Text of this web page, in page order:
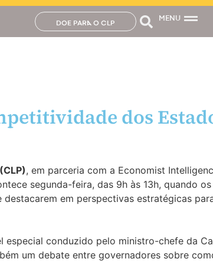
DOE PARA O CLP
MENU
dos
, em parceria com a Economist
segunda-feira, das 9h às 13h, quando
destacarem em perspectivas estratégicas
especial conduzido pelo ministro-chefe da
um debate entre governadores sobre